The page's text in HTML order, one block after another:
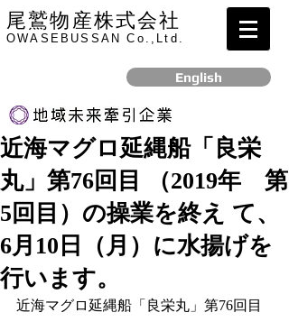
尾鷲物産株式会社
OWASEBUSSAN Co.,Ltd.
English
リンク
​2017年12月、経済産業省より認定されました
近海マグロ延縄船「良栄
丸」第76回目 （2019年 第
5回目）の操業を終え て、
6月10日（月）に水揚げを
行います。
近海マグロ延縄船「良栄丸」第76回目